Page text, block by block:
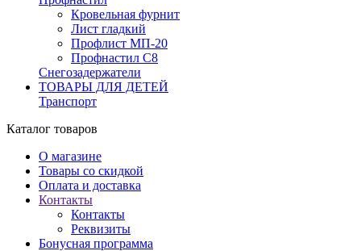
Кровельная фурнит
Лист гладкий
Профлист МП-20
Профнастил С8
Снегозадержатели
ТОВАРЫ ДЛЯ ДЕТЕЙ
Транспорт
Каталог товаров
О магазине
Товары со скидкой
Оплата и доставка
Контакты
Контакты
Реквизиты
Бонусная программа